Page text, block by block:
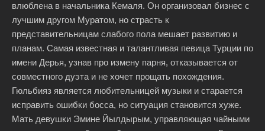
влюблена в начальника Кемаля. Он организовал бизнес с
лучшим другом Муратом, но страсть к
представительницам слабого пола мешает развитию и
планам. Самая известная и талантливая певица Турции по
имени Дерья, узнав про измену парня, отказывается от
совместного дуэта и не хочет прощать похождения.
Гюльбияз является любительницей музыки и старается
исправить ошибки босса, но ситуация становится хуже.
Мать девушки Эмине Йылдырым, управляющая чайными